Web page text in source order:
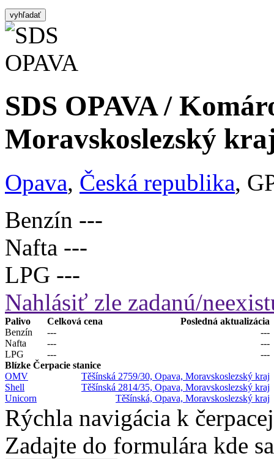
vyhľadať
SDS OPAVA /
Moravskoslezský
Opava, Česká republika,
Benzín ---
Nafta ---
LPG ---
Nahlásiť zle zadanú/
Palivo Celková cena
Posledná aktualizácia
Benzín
---
---
Nafta
---
---
LPG
---
---
Blízke Čerpacie stanice
OMV
Těšínská 2759/30, Opava, Moravskoslezský kraj
Shell
Těšínská 2814/35, Opava, Moravskoslezský kraj
Unicorn
Těšínská, Opava, Moravskoslezský kraj
Rýchla navigácia k
Zadajte do formulára kde